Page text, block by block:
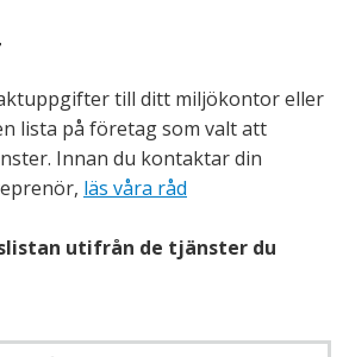
till ditt miljökontor eller
lista på företag som valt att
Innan du kontaktar din
läs våra råd
utifrån de tjänster du